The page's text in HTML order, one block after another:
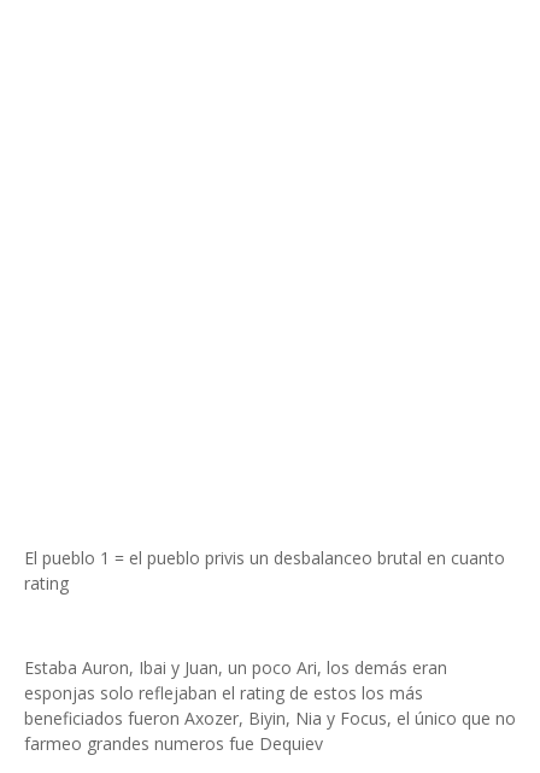
El pueblo 1 = el pueblo privis un desbalanceo brutal en cuanto
rating
Estaba Auron, Ibai y Juan, un poco Ari, los demás eran
esponjas solo reflejaban el rating de estos los más
beneficiados fueron Axozer, Biyin, Nia y Focus, el único que no
farmeo grandes numeros fue Dequiev